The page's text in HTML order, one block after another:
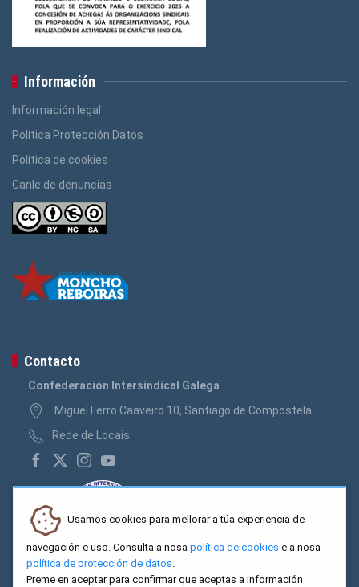
Información
Información legal
Política Protección Datos
Política de cookies
Canle de denuncias
Contacto
Confederación Intersindical Galega
Miguel Ferro Caaveiro 10, Santiago de Compostela
Rede de Locais
Usamos cookies para mellorar a túa experiencia de
navegación e uso. Consulta a nosa política de cookies e a nosa
política de protección de datos.
Preme en aceptar para confirmar que aceptas a información